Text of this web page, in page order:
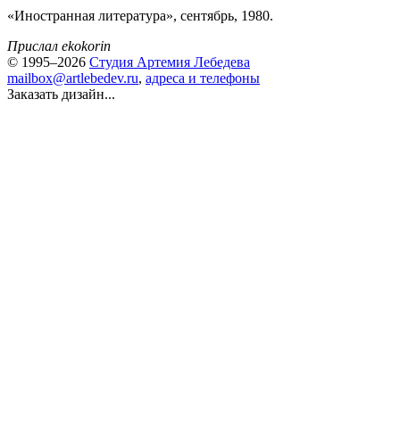
«Иностранная литература», сентябрь, 1980.
Прислал ekokorin
© 1995–2026 Студия Артемия Лебедева
mailbox@artlebedev.ru, адреса и телефоны
Заказать дизайн...